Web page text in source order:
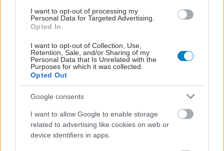
I want to opt-out of processing my
Personal Data for Targeted Advertising.
Opted In
I want to opt-out of Collection, Use,
Retention, Sale, and/or Sharing of my
Personal Data that Is Unrelated with the
Purposes for which it was collected.
Opted Out
Google consents
I want to allow Google to enable storage
related to advertising like cookies on web or
device identifiers in apps.
Προσθήκη Σχολίου